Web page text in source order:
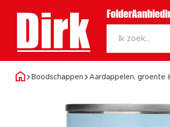
Dirk Folder
Boodschappen Aardappelen, groente